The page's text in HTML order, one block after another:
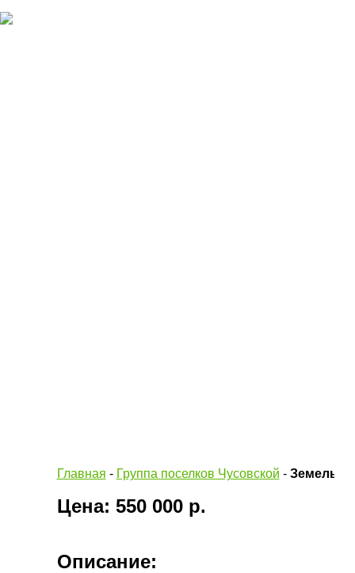
Главная - Группа поселков Чусовской -
Цена: 550 000 р.
Описание: